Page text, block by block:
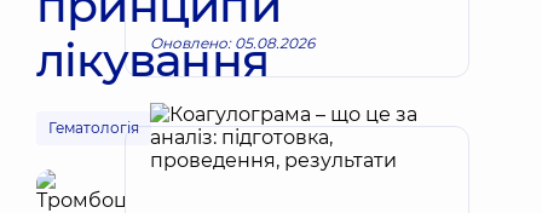
лікування
Гематологія
Оновлено: 05.08.2026